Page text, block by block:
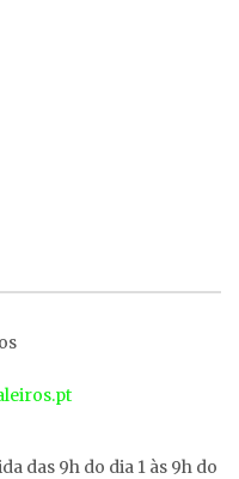
das 9h do dia 1 às 9h do